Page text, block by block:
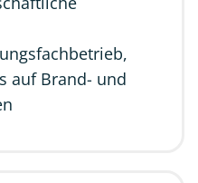
auf Brand- und